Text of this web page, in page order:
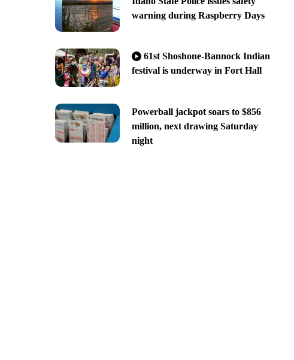
warning during Raspberry Days
61st Shoshone-Bannock Indian
festival is underway in Fort Hall
Powerball jackpot soars to $856
million, next drawing Saturday
night